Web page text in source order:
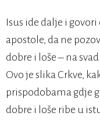
Isus ide dalje i govori
apostole, da ne
dobre i loše – na
Ovo je slika Crkve,
prispodobama gdje
dobre i loše ribe u